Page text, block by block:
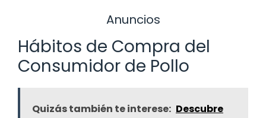
Anuncios
Hábitos de Compra del
Consumidor de Pollo
Quizás también te interese: Descubre